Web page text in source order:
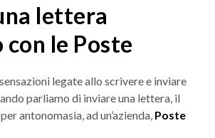
lettera
con le Poste
legate allo scrivere e inviare
parliamo di inviare una lettera, il
antonomasia, ad un’azienda, Poste